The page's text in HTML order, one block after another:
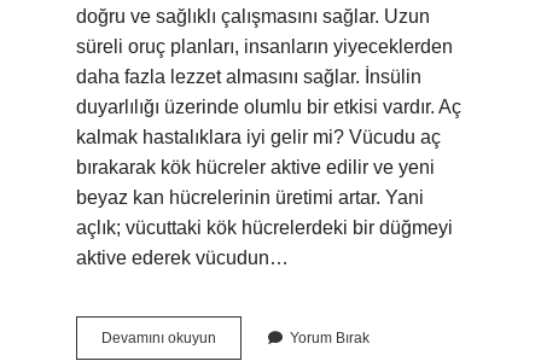
doğru ve sağlıklı çalışmasını sağlar. Uzun
süreli oruç planları, insanların yiyeceklerden
daha fazla lezzet almasını sağlar. İnsülin
duyarlılığı üzerinde olumlu bir etkisi vardır. Aç
kalmak hastalıklara iyi gelir mi? Vücudu aç
bırakarak kök hücreler aktive edilir ve yeni
beyaz kan hücrelerinin üretimi artar. Yani
açlık; vücuttaki kök hücrelerdeki bir düğmeyi
aktive ederek vücudun…
Devamını okuyun Yorum Bırak